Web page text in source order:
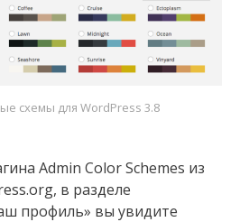
схемы для WordPress 3.8
Admin Color Schemes из
в разделе
профиль» вы увидите